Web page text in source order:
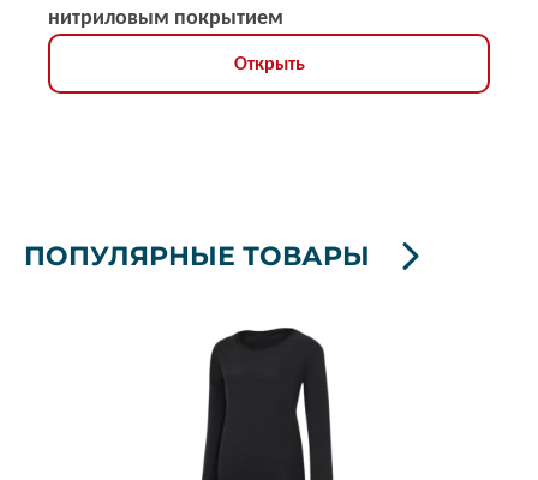
нитриловым покрытием
Открыть
ПОПУЛЯРНЫЕ ТОВАРЫ